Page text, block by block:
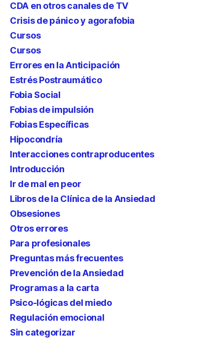
CDA en otros canales de TV
Crisis de pánico y agorafobia
Cursos
Cursos
Errores en la Anticipación
Estrés Postraumático
Fobia Social
Fobias de impulsión
Fobias Específicas
Hipocondría
Interacciones contraproducentes
Introducción
Ir de mal en peor
Libros de la Clínica de la Ansiedad
Obsesiones
Otros errores
Para profesionales
Preguntas más frecuentes
Prevención de la Ansiedad
Programas a la carta
Psico-lógicas del miedo
Regulación emocional
Sin categorizar